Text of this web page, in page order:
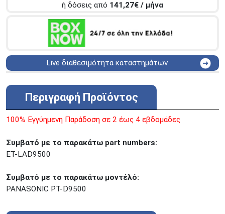
ή δόσεις από 141,27€ / μήνα
Live διαθεσιμότητα καταστημάτων
ΑΘΗΝΑ
Στουρνάρη 27
ΠΕΡΙΣΤΕΡΙ
ΠΕΙΡΑΙΑΣ
Μαυρομιχάλη 1 και Ακτή
ΜΕΤΑΜΟΡΦΩΣΗ
Τατοϊόυ 117
ΓΛΥΦΑΔΑ
ΚΕΝΤΡΙΚΕΣ ΑΠΟΘΗΚΕΣ
Περιγραφή Προϊόντος
100% Εγγύημενη Παράδοση σε 2 έως 4 εβδομάδες
Συμβατό με τo παρακάτω part numbers:
ET-LAD9500
Συμβατό με το παρακάτω μοντέλό:
PANASONIC PT-D9500